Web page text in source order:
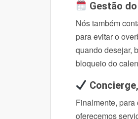
Gestão
Nós também
para evitar o
quando desejar,
bloqueio do
Finalmente,
oferecemos